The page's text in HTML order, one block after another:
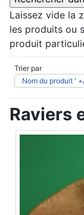
Laissez vide la
les produits ou
produit
Trier par
Nom du produit '
Raviers